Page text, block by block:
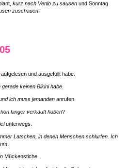
kurz nach Venlo zu sausen und Sonntag
zuschauen!
aufgelesen und ausgefüllt habe.
keinen Bikini habe
ich muss jemanden anrufen.
länger verkauft haben?
unterwegs.
Latschen, in denen Menschen schlurfen. Ich
Mückenstiche.